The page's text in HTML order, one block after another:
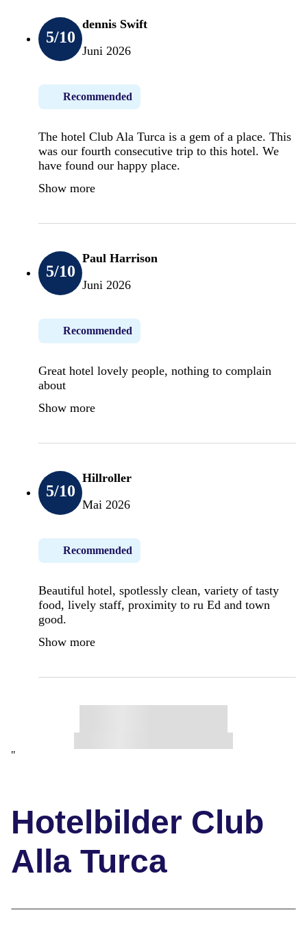
5/10
dennis Swift
Juni 2026
Recommended
The hotel Club Ala Turca is a gem of a place. This
was our fourth consecutive trip to this hotel. We
have found our happy place.
Show more
5/10
Paul Harrison
Juni 2026
Recommended
Great hotel lovely people, nothing to complain
about
Show more
5/10
Hillroller
Mai 2026
Recommended
Beautiful hotel, spotlessly clean, variety of tasty
food, lively staff, proximity to ru Ed and town
good.
Show more
"
Hotelbilder Club
Alla Turca